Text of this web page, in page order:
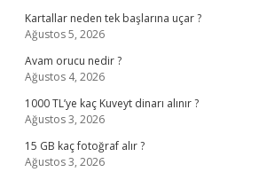
Kartallar neden tek başlarına uçar ?
Ağustos 5, 2026
Avam orucu nedir ?
Ağustos 4, 2026
1000 TL’ye kaç Kuveyt dinarı alınır ?
Ağustos 3, 2026
15 GB kaç fotoğraf alır ?
Ağustos 3, 2026